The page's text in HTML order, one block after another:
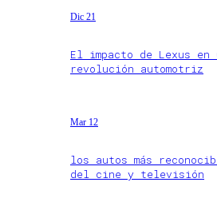
Dic 21
El impacto de Lexus
revolución automotriz
Mar 12
los autos más
del cine y televisión